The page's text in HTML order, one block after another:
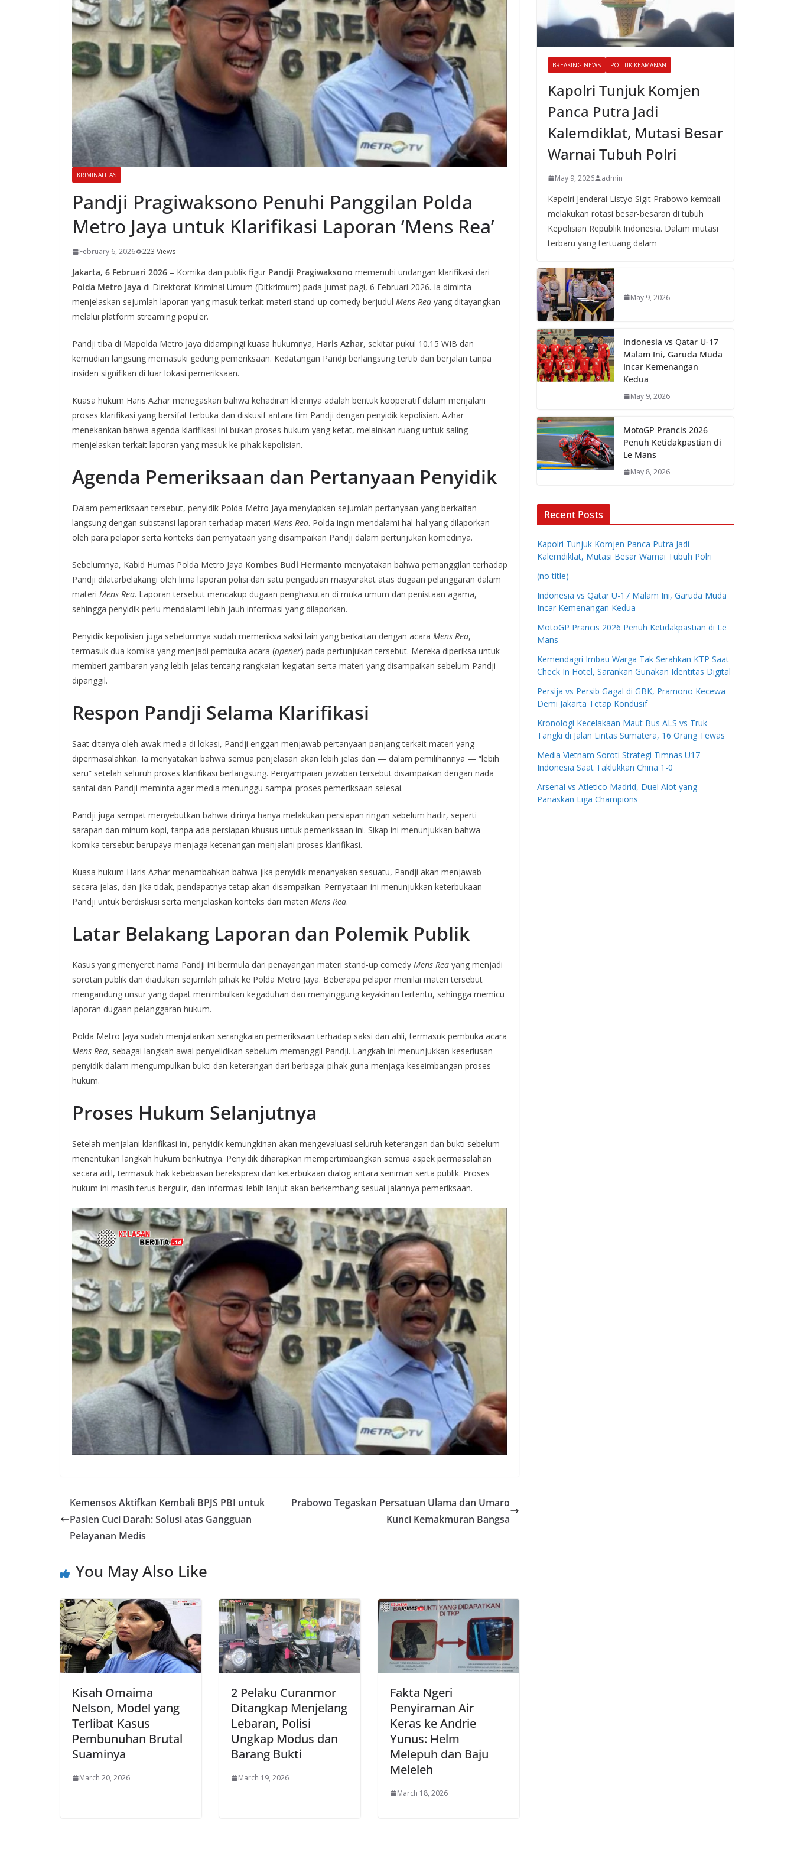
KRIMINALITAS
Pandji Pragiwaksono Penuhi Panggilan Polda
Metro Jaya untuk Klarifikasi Laporan ‘Mens Rea’
February 6, 2026 223 Views
Jakarta, 6 Februari 2026 – Komika dan publik figur Pandji Pragiwaksono memenuhi undangan klarifikasi dari
Polda Metro Jaya di Direktorat Kriminal Umum (Ditkrimum) pada Jumat pagi, 6 Februari 2026. Ia diminta
menjelaskan sejumlah laporan yang masuk terkait materi stand-up comedy berjudul Mens Rea yang ditayangkan
melalui platform streaming populer.
Pandji tiba di Mapolda Metro Jaya didampingi kuasa hukumnya, Haris Azhar, sekitar pukul 10.15 WIB dan
kemudian langsung memasuki gedung pemeriksaan. Kedatangan Pandji berlangsung tertib dan berjalan tanpa
insiden signifikan di luar lokasi pemeriksaan.
Kuasa hukum Haris Azhar menegaskan bahwa kehadiran kliennya adalah bentuk kooperatif dalam menjalani
proses klarifikasi yang bersifat terbuka dan diskusif antara tim Pandji dengan penyidik kepolisian. Azhar
menekankan bahwa agenda klarifikasi ini bukan proses hukum yang ketat, melainkan ruang untuk saling
menjelaskan terkait laporan yang masuk ke pihak kepolisian.
Agenda Pemeriksaan dan Pertanyaan Penyidik
Dalam pemeriksaan tersebut, penyidik Polda Metro Jaya menyiapkan sejumlah pertanyaan yang berkaitan
langsung dengan substansi laporan terhadap materi Mens Rea. Polda ingin mendalami hal-hal yang dilaporkan
oleh para pelapor serta konteks dari pernyataan yang disampaikan Pandji dalam pertunjukan komedinya.
Sebelumnya, Kabid Humas Polda Metro Jaya Kombes Budi Hermanto menyatakan bahwa pemanggilan terhadap
Pandji dilatarbelakangi oleh lima laporan polisi dan satu pengaduan masyarakat atas dugaan pelanggaran dalam
materi Mens Rea. Laporan tersebut mencakup dugaan penghasutan di muka umum dan penistaan agama,
sehingga penyidik perlu mendalami lebih jauh informasi yang dilaporkan.
Penyidik kepolisian juga sebelumnya sudah memeriksa saksi lain yang berkaitan dengan acara Mens Rea,
termasuk dua komika yang menjadi pembuka acara (opener) pada pertunjukan tersebut. Mereka diperiksa untuk
memberi gambaran yang lebih jelas tentang rangkaian kegiatan serta materi yang disampaikan sebelum Pandji
dipanggil.
Respon Pandji Selama Klarifikasi
Saat ditanya oleh awak media di lokasi, Pandji enggan menjawab pertanyaan panjang terkait materi yang
dipermasalahkan. Ia menyatakan bahwa semua penjelasan akan lebih jelas dan — dalam pemilihannya — “lebih
seru” setelah seluruh proses klarifikasi berlangsung. Penyampaian jawaban tersebut disampaikan dengan nada
santai dan Pandji meminta agar media menunggu sampai proses pemeriksaan selesai.
Pandji juga sempat menyebutkan bahwa dirinya hanya melakukan persiapan ringan sebelum hadir, seperti
sarapan dan minum kopi, tanpa ada persiapan khusus untuk pemeriksaan ini. Sikap ini menunjukkan bahwa
komika tersebut berupaya menjaga ketenangan menjalani proses klarifikasi.
Kuasa hukum Haris Azhar menambahkan bahwa jika penyidik menanyakan sesuatu, Pandji akan menjawab
secara jelas, dan jika tidak, pendapatnya tetap akan disampaikan. Pernyataan ini menunjukkan keterbukaan
Pandji untuk berdiskusi serta menjelaskan konteks dari materi Mens Rea.
Latar Belakang Laporan dan Polemik Publik
Kasus yang menyeret nama Pandji ini bermula dari penayangan materi stand-up comedy Mens Rea yang menjadi
sorotan publik dan diadukan sejumlah pihak ke Polda Metro Jaya. Beberapa pelapor menilai materi tersebut
mengandung unsur yang dapat menimbulkan kegaduhan dan menyinggung keyakinan tertentu, sehingga memicu
laporan dugaan pelanggaran hukum.
Polda Metro Jaya sudah menjalankan serangkaian pemeriksaan terhadap saksi dan ahli, termasuk pembuka acara
Mens Rea, sebagai langkah awal penyelidikan sebelum memanggil Pandji. Langkah ini menunjukkan keseriusan
penyidik dalam mengumpulkan bukti dan keterangan dari berbagai pihak guna menjaga keseimbangan proses
hukum.
Proses Hukum Selanjutnya
Setelah menjalani klarifikasi ini, penyidik kemungkinan akan mengevaluasi seluruh keterangan dan bukti sebelum
menentukan langkah hukum berikutnya. Penyidik diharapkan mempertimbangkan semua aspek permasalahan
secara adil, termasuk hak kebebasan berekspresi dan keterbukaan dialog antara seniman serta publik. Proses
hukum ini masih terus bergulir, dan informasi lebih lanjut akan berkembang sesuai jalannya pemeriksaan.
Kemensos Aktifkan Kembali BPJS PBI untuk
Pasien Cuci Darah: Solusi atas Gangguan
Pelayanan Medis
Prabowo Tegaskan Persatuan Ulama dan Umaro
Kunci Kemakmuran Bangsa
You May Also Like
Kisah Omaima
Nelson, Model yang
Terlibat Kasus
Pembunuhan Brutal
Suaminya
March 20, 2026
2 Pelaku Curanmor
Ditangkap Menjelang
Lebaran, Polisi
Ungkap Modus dan
Barang Bukti
March 19, 2026
Fakta Ngeri
Penyiraman Air
Keras ke Andrie
Yunus: Helm
Melepuh dan Baju
Meleleh
March 18, 2026
BREAKING NEWS POLITIK-KEAMANAN
Kapolri Tunjuk Komjen
Panca Putra Jadi
Kalemdiklat, Mutasi Besar
Warnai Tubuh Polri
May 9, 2026 admin
Kapolri Jenderal Listyo Sigit Prabowo kembali
melakukan rotasi besar-besaran di tubuh
Kepolisian Republik Indonesia. Dalam mutasi
terbaru yang tertuang dalam
May 9, 2026
Indonesia vs Qatar U-17
Malam Ini, Garuda Muda
Incar Kemenangan
Kedua
May 9, 2026
MotoGP Prancis 2026
Penuh Ketidakpastian di
Le Mans
May 8, 2026
Recent Posts
Kapolri Tunjuk Komjen Panca Putra Jadi
Kalemdiklat, Mutasi Besar Warnai Tubuh Polri
(no title)
Indonesia vs Qatar U-17 Malam Ini, Garuda Muda
Incar Kemenangan Kedua
MotoGP Prancis 2026 Penuh Ketidakpastian di Le
Mans
Kemendagri Imbau Warga Tak Serahkan KTP Saat
Check In Hotel, Sarankan Gunakan Identitas Digital
Persija vs Persib Gagal di GBK, Pramono Kecewa
Demi Jakarta Tetap Kondusif
Kronologi Kecelakaan Maut Bus ALS vs Truk
Tangki di Jalan Lintas Sumatera, 16 Orang Tewas
Media Vietnam Soroti Strategi Timnas U17
Indonesia Saat Taklukkan China 1-0
Arsenal vs Atletico Madrid, Duel Alot yang
Panaskan Liga Champions